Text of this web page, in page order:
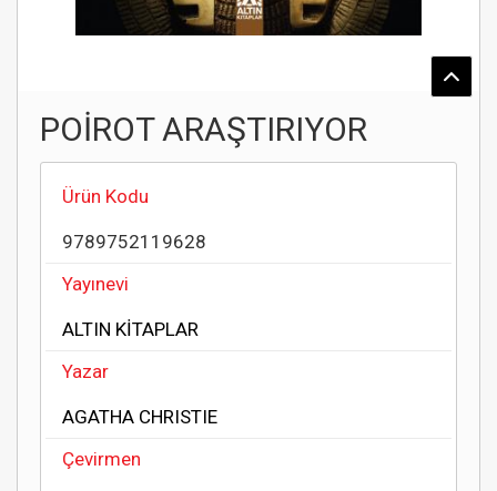
POİROT ARAŞTIRIYOR
Ürün Kodu
9789752119628
Yayınevi
ALTIN KİTAPLAR
Yazar
AGATHA CHRISTIE
Çevirmen